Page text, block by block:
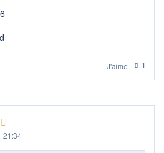
J'aime 1
21:34